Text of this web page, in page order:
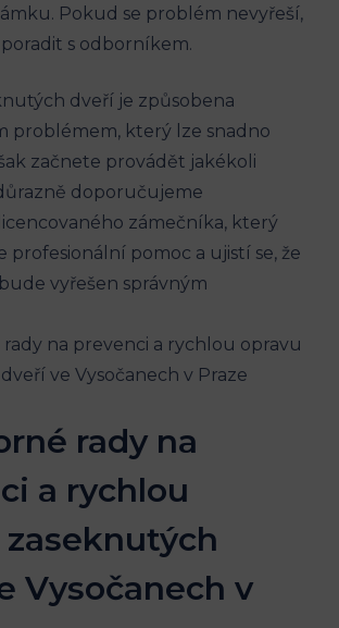
Pokud se problém nevyřeší,
s odborníkem.
dveří je způsobena
problémem, který lze snadno
začnete provádět jakékoli
doporučujeme
zámečníka, který
profesionální pomoc a ujistí se, že
vyřešen správným
rady na
a rychlou
Vysočanech v